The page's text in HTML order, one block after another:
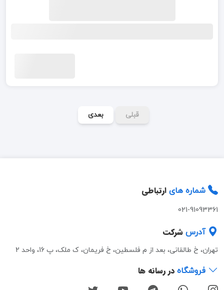
قبلی بعدی
شماره های ارتباطی
021-91093361
آدرس شرکت
تهران، خ طالقانی، بعد از م فلسطین، خ فریمان، ک ملک، پ 16، واحد 2
فروشگاه در رسانه ها